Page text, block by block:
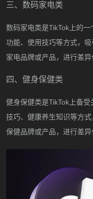
三、数码家电类
数码家电类是TikTok上的
功能、使用技巧等方式，
家电品牌或产品，进行差
四、健身保健类
健身保健类是TikTok上备
技巧、健康养生知识等方
保健品牌或产品，进行差异